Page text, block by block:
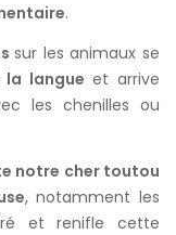
.
sur les animaux se
la langue et arrive
les chenilles ou
notre cher toutou
, notamment les
et renifle cette